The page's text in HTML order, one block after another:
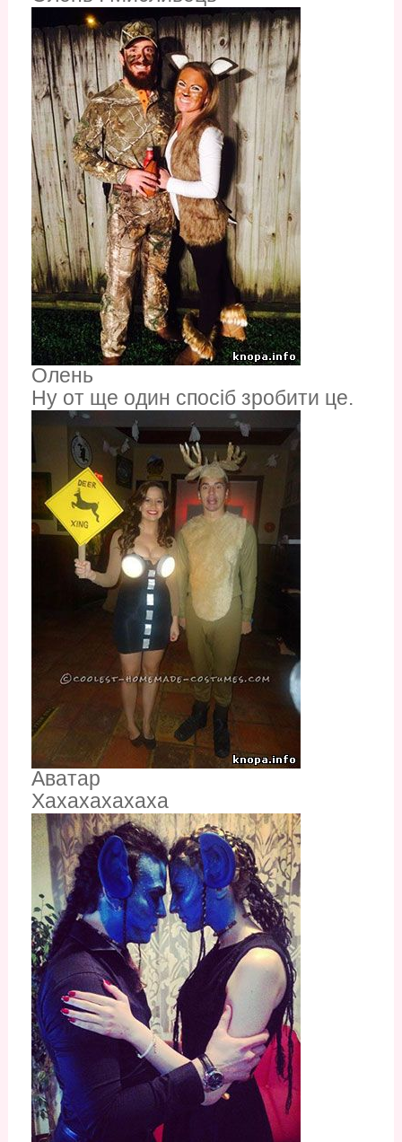
Олень
Ну от ще один спосіб зробити це.
Аватар
Хахахахахаха